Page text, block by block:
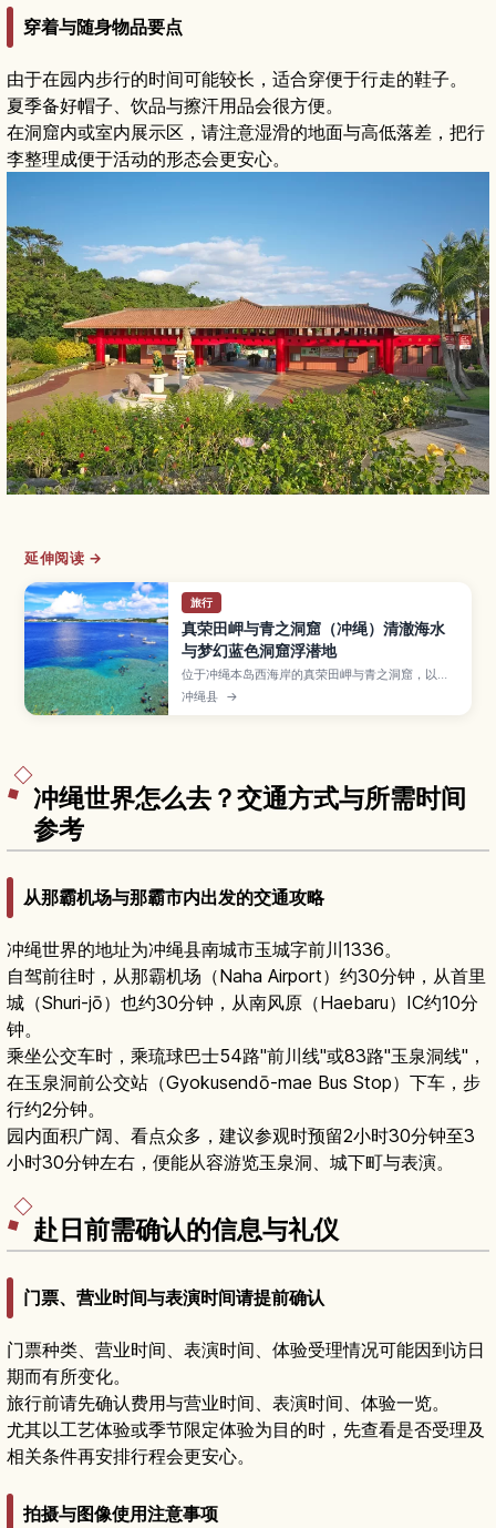
穿着与随身物品要点
由于在园内步行的时间可能较长，适合穿便于行走的鞋子。
夏季备好帽子、饮品与擦汗用品会很方便。
在洞窟内或室内展示区，请注意湿滑的地面与高低落差，把行
李整理成便于活动的形态会更安心。
延伸阅读 →
旅行
真荣田岬与青之洞窟（冲绳）清澈海水
与梦幻蓝色洞窟浮潜地
位于冲绳本岛西海岸的真荣田岬与青之洞窟，以透
明海水和梦幻蔚蓝光影而闻名，是人气浮潜与潜水
圣地。本文介绍报名前需了解的行程类型、适合初
冲绳县 →
冲绳世界怎么去？交通方式与所需时间
参考
从那霸机场与那霸市内出发的交通攻略
冲绳世界的地址为冲绳县南城市玉城字前川1336。
自驾前往时，从那霸机场（Naha Airport）约30分钟，从首里
城（Shuri-jō）也约30分钟，从南风原（Haebaru）IC约10分
钟。
乘坐公交车时，乘琉球巴士54路"前川线"或83路"玉泉洞线"，
在玉泉洞前公交站（Gyokusendō-mae Bus Stop）下车，步
行约2分钟。
园内面积广阔、看点众多，建议参观时预留2小时30分钟至3
小时30分钟左右，便能从容游览玉泉洞、城下町与表演。
赴日前需确认的信息与礼仪
门票、营业时间与表演时间请提前确认
门票种类、营业时间、表演时间、体验受理情况可能因到访日
期而有所变化。
旅行前请先确认费用与营业时间、表演时间、体验一览。
尤其以工艺体验或季节限定体验为目的时，先查看是否受理及
相关条件再安排行程会更安心。
拍摄与图像使用注意事项